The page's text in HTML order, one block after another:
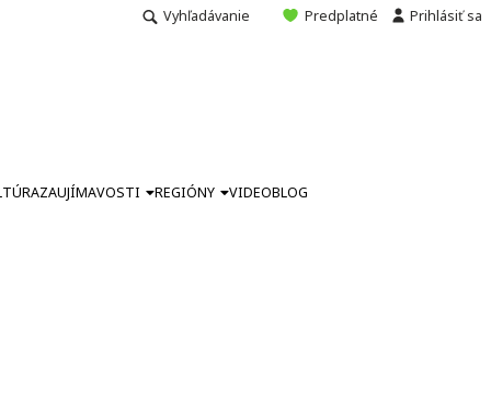
Vyhľadávanie Predplatné Prihlásiť sa
ZAUJÍMAVOSTI REGIÓNY VIDEOBLOG